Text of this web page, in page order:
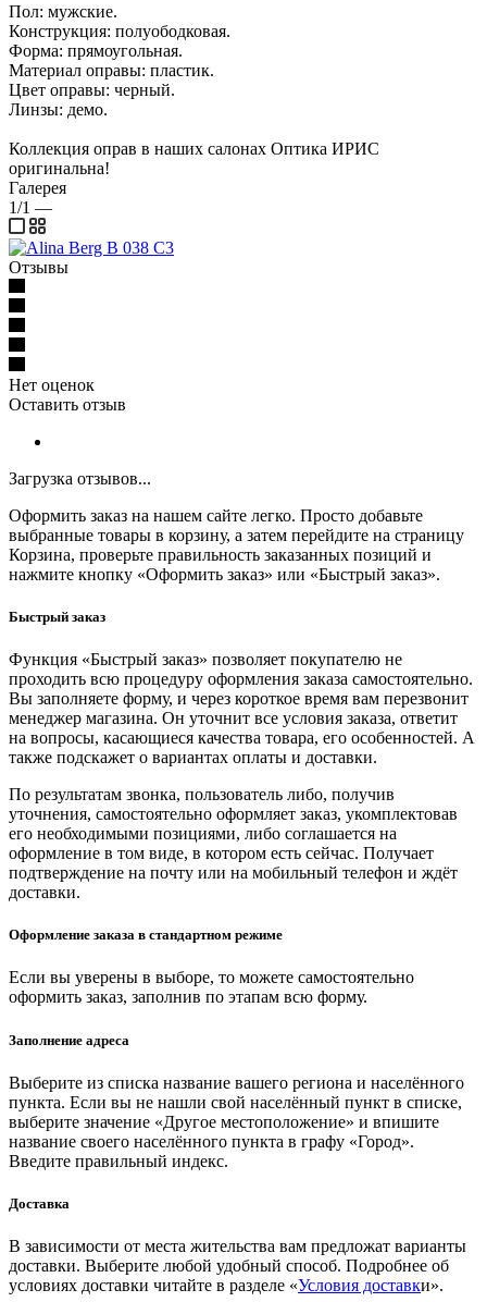
Пол: мужские.
Конструкция: полуободковая.
Форма: прямоугольная.
Материал оправы: пластик.
Цвет оправы: черный.
Линзы: демо.
Коллекция оправ в наших салонах Оптика ИРИС
оригинальна!
Галерея
1/1 —
Отзывы
Нет оценок
Оставить отзыв
Загрузка отзывов...
Оформить заказ на нашем сайте легко. Просто добавьте
выбранные товары в корзину, а затем перейдите на страницу
Корзина, проверьте правильность заказанных позиций и
нажмите кнопку «Оформить заказ» или «Быстрый заказ».
Быстрый заказ
Функция «Быстрый заказ» позволяет покупателю не
проходить всю процедуру оформления заказа самостоятельно.
Вы заполняете форму, и через короткое время вам перезвонит
менеджер магазина. Он уточнит все условия заказа, ответит
на вопросы, касающиеся качества товара, его особенностей. А
также подскажет о вариантах оплаты и доставки.
По результатам звонка, пользователь либо, получив
уточнения, самостоятельно оформляет заказ, укомплектовав
его необходимыми позициями, либо соглашается на
оформление в том виде, в котором есть сейчас. Получает
подтверждение на почту или на мобильный телефон и ждёт
доставки.
Оформление заказа в стандартном режиме
Если вы уверены в выборе, то можете самостоятельно
оформить заказ, заполнив по этапам всю форму.
Заполнение адреса
Выберите из списка название вашего региона и населённого
пункта. Если вы не нашли свой населённый пункт в списке,
выберите значение «Другое местоположение» и впишите
название своего населённого пункта в графу «Город».
Введите правильный индекс.
Доставка
В зависимости от места жительства вам предложат варианты
доставки. Выберите любой удобный способ. Подробнее об
условиях доставки читайте в разделе «Условия доставки».